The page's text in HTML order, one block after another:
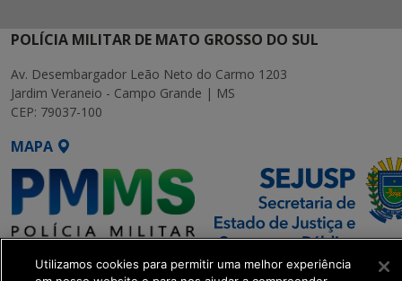
POLÍCIA MILITAR DE MATO GROSSO DO SUL
Av. Desembargador Leão Neto do Carmo 1203
Jardim Veraneio - Campo Grande | MS
CEP: 79037-100
MAPA
SETDIG | Secretaria-Executiva
Utilizamos cookies para permitir uma melhor experiência